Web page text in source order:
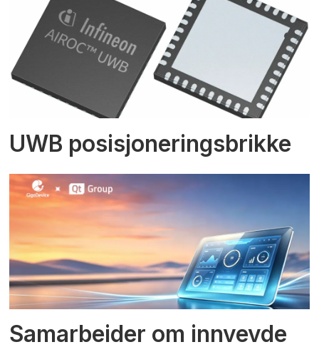
UWB posisjoneringsbrikke
Samarbeider om innvevde